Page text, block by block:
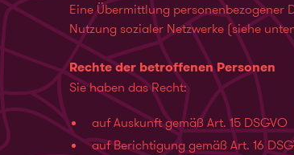
Eine Übermittlung
Nutzung sozialer Netzwerke (siehe
Rechte der betroffenen Personen
Sie haben das Recht:
auf Auskunft gemäß Art. 15 DSGVO
auf Berichtigung gemäß Art. 16